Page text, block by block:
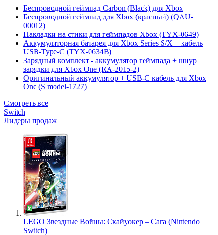
Беспроводной геймпад Carbon (Black) для Xbox
Беспроводной геймпад для Xbox (красный) (QAU-
00012)
Накладки на стики для геймпадов Xbox (TYX-0649)
Аккумуляторная батарея для Xbox Series S/X + кабель
USB-Type-C (TYX-0634B)
Зарядный комплект - аккумулятор геймпада + шнур
зарядки для Xbox One (RA-2015-2)
Оригинальный аккумулятор + USB-C кабель для Xbox
One (S model-1727)
Смотреть все
Switch
Лидеры продаж
LEGO Звездные Войны: Скайуокер – Сага (Nintendo
Switch)